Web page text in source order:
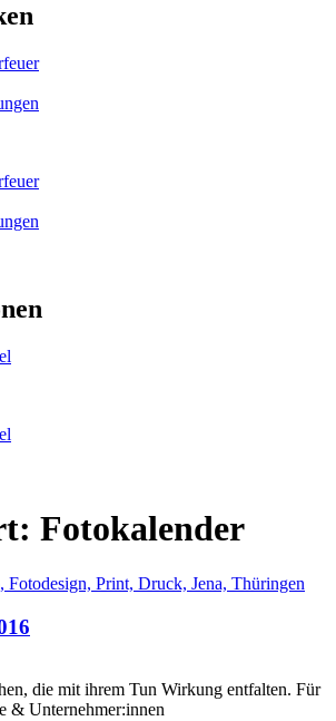
Fotokalender
die mit ihrem Tun Wirkung entfalten. Für
& Unternehmer:innen